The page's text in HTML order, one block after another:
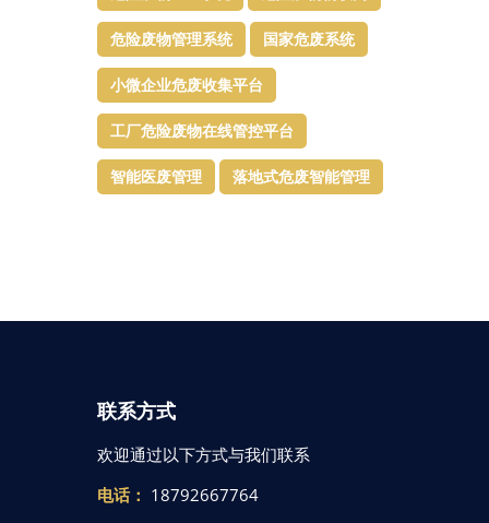
危险废物管理系统 国家危废系统
小微企业危废收集平台
工厂危险废物在线管控平台
智能医废管理 落地式危废智能管理
联系方式
欢迎通过以下方式与我们联系
电话： 18792667764